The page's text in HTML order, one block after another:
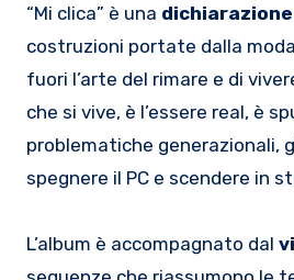
“Mi clica” è una
costruzioni portate dalla
fuori l’arte del rimare e di
che si vive, è l’essere real, è
problematiche generazionali,
spegnere il PC e scendere in
L’album è accompagnato dal